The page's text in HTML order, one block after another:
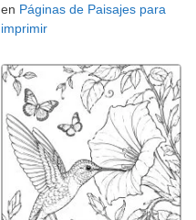
en Páginas de Paisajes para
imprimir